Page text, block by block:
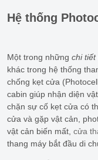
Hệ thống
Một trong những chi tiết
khác trong hệ thống
chống kẹt cửa
cabin giúp nhận diện
chặn sự cố kẹt cửa có
cửa và gặp vật cản,
vật cản biến mất, cửa
thang máy bắt đầu di